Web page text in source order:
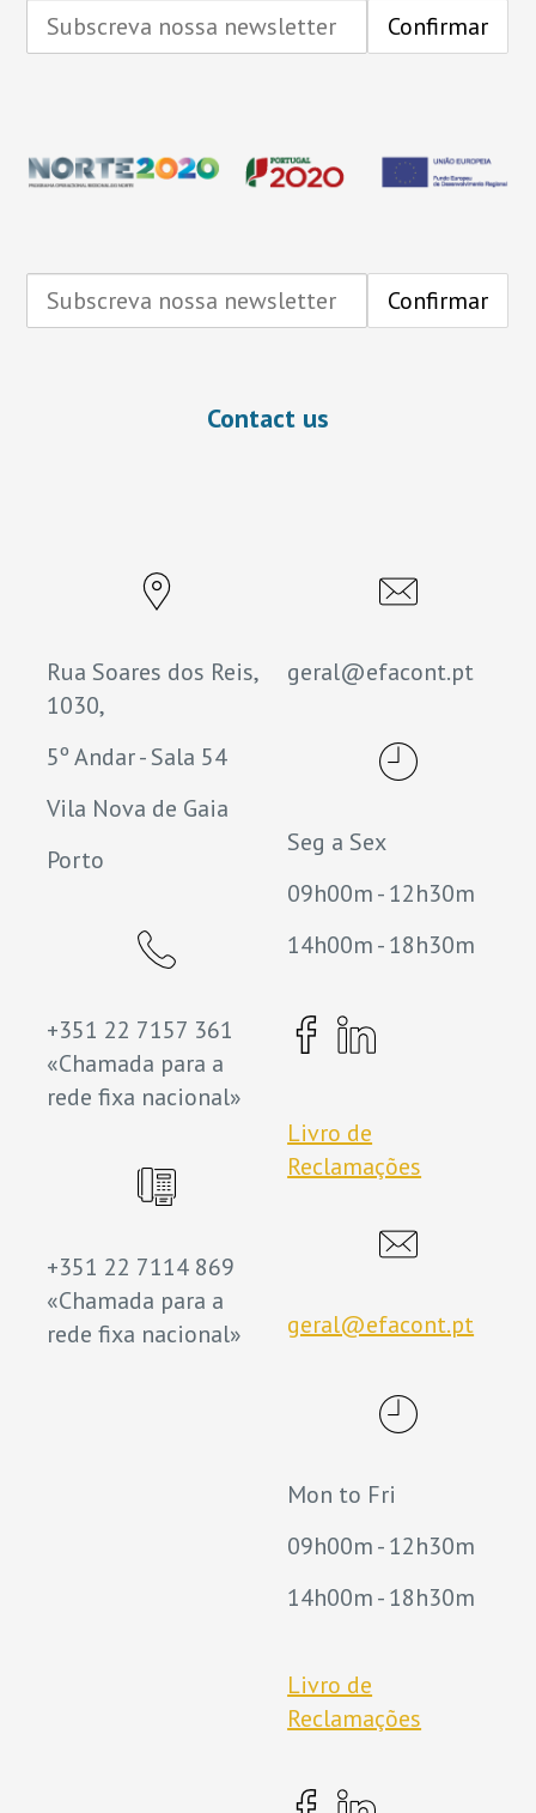
Contact us
Rua Soares dos Reis,
1030,
5º Andar - Sala 54
Vila Nova de Gaia
Porto
+351 22 7157 361
«Chamada para a
rede fixa nacional»
+351 22 7114 869
«Chamada para a
rede fixa nacional»
geral@efacont.pt
Seg a Sex
09h00m - 12h30m
14h00m - 18h30m
Livro de
Reclamações
geral@efacont.pt
Mon to Fri
09h00m - 12h30m
14h00m - 18h30m
Livro de
Reclamações